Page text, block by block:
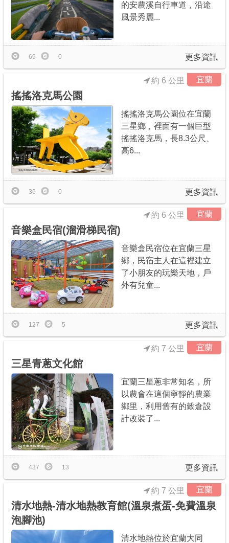
的安農溪自行車道，沿途
風景秀麗...
更多資訊
69 0
宜蘭
搖搖洛克馬公園
約 6 公里
搖搖洛克馬公園位在宜蘭
三星鄉，裡面有一個巨型
搖搖洛克馬，長8.3公尺、
高6...
更多資訊
36 0
宜蘭
音樂盒民宿(溜滑梯民宿)
約 6 公里
音樂盒民宿位在宜蘭三星
鄉，民宿主人在這裡建立
了小朋友的玩樂天地，戶
外有兒童...
更多資訊
127 5
宜蘭
三星青蔥文化館
約 7 公里
宜蘭三星蔥非常知名，所
以農會在這個寧靜的農業
鄉里，利用舊有的穀倉設
計改裝了...
更多資訊
437 13
宜蘭
清水地熱-清水地熱教育館(溫泉煮蛋-免費溫泉
泡腳池)
約 7 公里
清水地熱位於宜蘭大同